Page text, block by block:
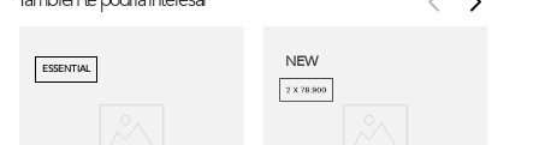
ESSENTIAL NEW